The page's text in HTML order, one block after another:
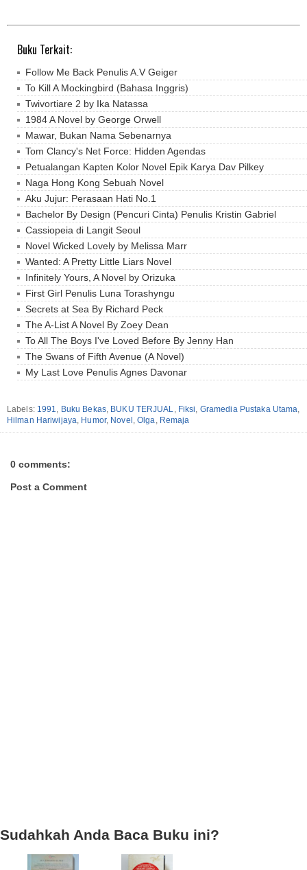
Buku Terkait:
Follow Me Back Penulis A.V Geiger
To Kill A Mockingbird (Bahasa Inggris)
Twivortiare 2 by Ika Natassa
1984 A Novel by George Orwell
Mawar, Bukan Nama Sebenarnya
Tom Clancy's Net Force: Hidden Agendas
Petualangan Kapten Kolor Novel Epik Karya Dav Pilkey
Naga Hong Kong Sebuah Novel
Aku Jujur: Perasaan Hati No.1
Bachelor By Design (Pencuri Cinta) Penulis Kristin Gabriel
Cassiopeia di Langit Seoul
Novel Wicked Lovely by Melissa Marr
Wanted: A Pretty Little Liars Novel
Infinitely Yours, A Novel by Orizuka
First Girl Penulis Luna Torashyngu
Secrets at Sea By Richard Peck
The A-List A Novel By Zoey Dean
To All The Boys I've Loved Before By Jenny Han
The Swans of Fifth Avenue (A Novel)
My Last Love Penulis Agnes Davonar
Labels: 1991, Buku Bekas, BUKU TERJUAL, Fiksi, Gramedia Pustaka Utama,
Hilman Hariwijaya, Humor, Novel ,Olga, Remaja
0 comments:
Post a Comment
Sudahkah Anda Baca Buku ini?